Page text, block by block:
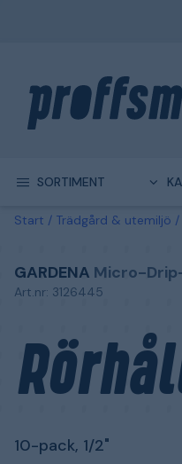
SORTIMENT
Start Trädgård & utemiljö
GARDENA Micro-
Art.nr: 3126445
10-pack, 1/2"